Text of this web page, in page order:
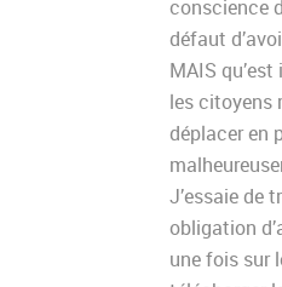
conscience
défaut
MAIS
les citoyens
déplacer en
J’essaie de
obligation
une fois sur